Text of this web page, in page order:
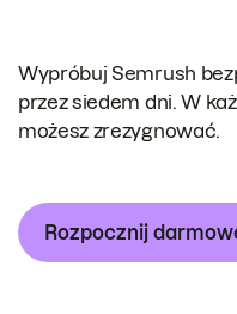
Wypróbuj Semrush
przez siedem dni. W
możesz zrezygnować.
Rozpocznij